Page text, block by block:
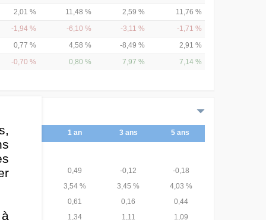
2,01 % 11,48 % 2,59 %
11,76 %
-1,94 % -6,10 % -3,11 %
-1,71 %
0,77 % 4,58 % -8,49 %
2,91 %
-0,70 % 0,80 % 7,97 %
7,14 %
1 an 3 ans 5 ans
0,49 -0,12
-0,18
3,54 % 3,45 %
4,03 %
0,61 0,16
0,44
1,34 1,11
1,09